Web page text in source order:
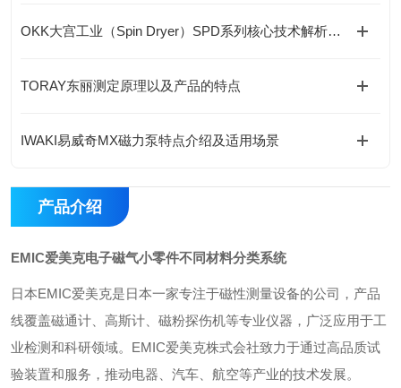
OKK大宫工业（Spin Dryer）SPD系列核心技术解析（差异化竞争优势）
TORAY东丽测定原理以及产品的特点
IWAKI易威奇MX磁力泵特点介绍及适用场景
产品介绍
EMIC爱美克电子磁气小零件不同材料分类系统
日本EMIC爱美克是日本一家专注于磁性测量设备的公司，产品
线覆盖磁通计、高斯计、磁粉探伤机等专业仪器，广泛应用于工
业检测和科研领域。EMIC爱美克株式会社致力于通过高品质试
验装置和服务，推动电器、汽车、航空等产业的技术发展。